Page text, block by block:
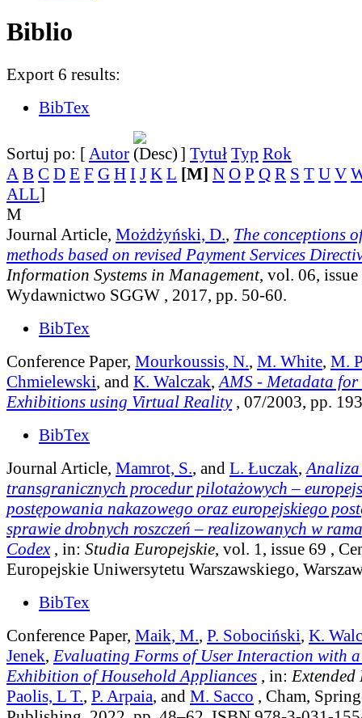
Biblio
Export 6 results:
BibTex
Sortuj po: [ Autor ] Tytuł Typ Rok
A B C D E F G H I J K L [M] N O P Q R S T U V
ALL]
M
Journal Article, Możdżyński, D., The conceptions
methods based on revised Payment Services
Information Systems in Management, vol. 06, issue
Wydawnictwo SGGW , 2017, pp. 50-60.
BibTex
Conference Paper, Mourkoussis, N., M. White, M.
Chmielewski, and K. Walczak, AMS - Metadata
Exhibitions using Virtual Reality , 07/2003, pp.
BibTex
Journal Article, Mamrot, S., and L. Łuczak,
transgranicznych procedur pilotażowych –
postępowania nakazowego oraz europejskiego
sprawie drobnych roszczeń – realizowanych w
Codex , in: Studia Europejskie, vol. 1, issue 69 ,
Europejskie Uniwersytetu Warszawskiego,
BibTex
Conference Paper, Maik, M., P. Sobociński, K.
Jenek, Evaluating Forms of User Interaction with
Exhibition of Household Appliances , in: Extended
Paolis, L T., P. Arpaia, and M. Sacco , Cham,